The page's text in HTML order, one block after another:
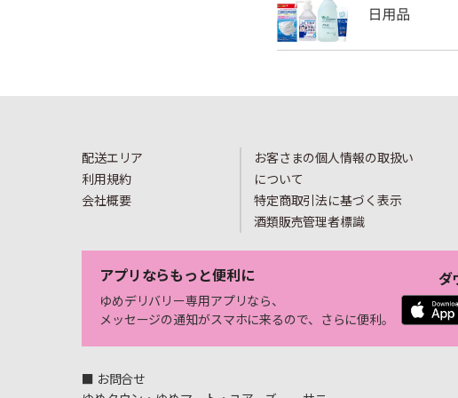
配送エリア
利用規約
会社概要
お客さまの個人情報の取扱い
について
特定商取引法に基づく表示
酒類販売管理者標識
アプリならもっと便利に
ゆめデリバリー専用アプリなら、
メッセージの通知がスマホに来るので、さらに便利。
ダ
■ お問合せ